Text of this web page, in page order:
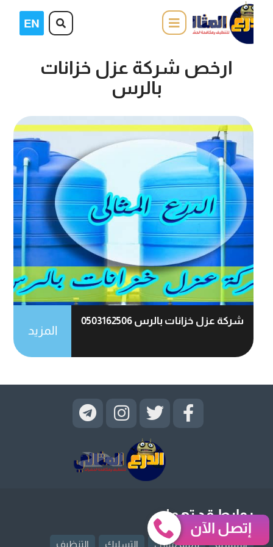
ارخص شركة عزل خزانات
بالرس
شركة عزل خزانات بالرس 0503162506
المزيد
روابط قد تهمك
الرئيسية ترميم منازل التسليك التنظيف
إتصل الآن